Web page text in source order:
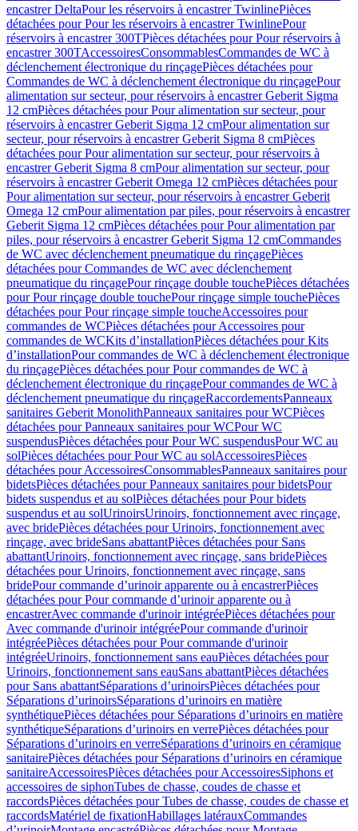
encastrer DeltaPour les réservoirs à encastrer TwinlinePièces
détachées pour Pour les réservoirs à encastrer TwinlinePour
réservoirs à encastrer 300TPièces détachées pour Pour réservoirs à
encastrer 300TAccessoiresConsommablesCommandes de WC à
déclenchement électronique du rinçagePièces détachées pour
Commandes de WC à déclenchement électronique du rinçagePour
alimentation sur secteur, pour réservoirs à encastrer Geberit Sigma
12 cmPièces détachées pour Pour alimentation sur secteur, pour
réservoirs à encastrer Geberit Sigma 12 cmPour alimentation sur
secteur, pour réservoirs à encastrer Geberit Sigma 8 cmPièces
détachées pour Pour alimentation sur secteur, pour réservoirs à
encastrer Geberit Sigma 8 cmPour alimentation sur secteur, pour
réservoirs à encastrer Geberit Omega 12 cmPièces détachées pour
Pour alimentation sur secteur, pour réservoirs à encastrer Geberit
Omega 12 cmPour alimentation par piles, pour réservoirs à encastrer
Geberit Sigma 12 cmPièces détachées pour Pour alimentation par
piles, pour réservoirs à encastrer Geberit Sigma 12 cmCommandes
de WC avec déclenchement pneumatique du rinçagePièces
détachées pour Commandes de WC avec déclenchement
pneumatique du rinçagePour rinçage double touchePièces détachées
pour Pour rinçage double touchePour rinçage simple touchePièces
détachées pour Pour rinçage simple toucheAccessoires pour
commandes de WCPièces détachées pour Accessoires pour
commandes de WCKits d’installationPièces détachées pour Kits
d’installationPour commandes de WC à déclenchement électronique
du rinçagePièces détachées pour Pour commandes de WC à
déclenchement électronique du rinçagePour commandes de WC à
déclenchement pneumatique du rinçageRaccordementsPanneaux
sanitaires Geberit MonolithPanneaux sanitaires pour WCPièces
détachées pour Panneaux sanitaires pour WCPour WC
suspendusPièces détachées pour Pour WC suspendusPour WC au
solPièces détachées pour Pour WC au solAccessoiresPièces
détachées pour AccessoiresConsommablesPanneaux sanitaires pour
bidetsPièces détachées pour Panneaux sanitaires pour bidetsPour
bidets suspendus et au solPièces détachées pour Pour bidets
suspendus et au solUrinoirsUrinoirs, fonctionnement avec rinçage,
avec bridePièces détachées pour Urinoirs, fonctionnement avec
rinçage, avec brideSans abattantPièces détachées pour Sans
abattantUrinoirs, fonctionnement avec rinçage, sans bridePièces
détachées pour Urinoirs, fonctionnement avec rinçage, sans
bridePour commande d’urinoir apparente ou à encastrerPièces
détachées pour Pour commande d’urinoir apparente ou à
encastrerAvec commande d'urinoir intégréePièces détachées pour
Avec commande d'urinoir intégréePour commande d'urinoir
intégréePièces détachées pour Pour commande d'urinoir
intégréeUrinoirs, fonctionnement sans eauPièces détachées pour
Urinoirs, fonctionnement sans eauSans abattantPièces détachées
pour Sans abattantSéparations d’urinoirsPièces détachées pour
Séparations d’urinoirsSéparations d’urinoirs en matière
synthétiquePièces détachées pour Séparations d’urinoirs en matière
synthétiqueSéparations d’urinoirs en verrePièces détachées pour
Séparations d’urinoirs en verreSéparations d’urinoirs en céramique
sanitairePièces détachées pour Séparations d’urinoirs en céramique
sanitaireAccessoiresPièces détachées pour AccessoiresSiphons et
accessoires de siphonTubes de chasse, coudes de chasse et
raccordsPièces détachées pour Tubes de chasse, coudes de chasse et
raccordsMatériel de fixationHabillages latérauxCommandes